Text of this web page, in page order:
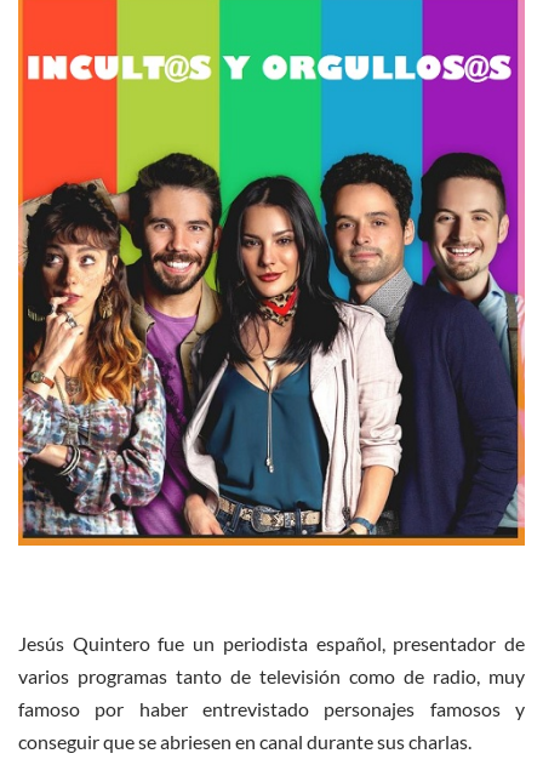
Jesús Quintero fue un periodista español, presentador de
varios programas tanto de televisión como de radio, muy
famoso por haber entrevistado personajes famosos y
conseguir que se abriesen en canal durante sus charlas.